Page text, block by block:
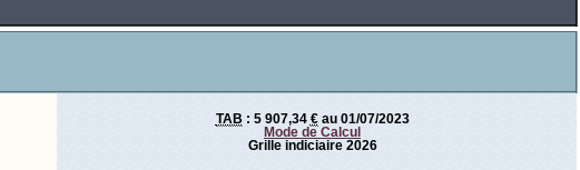
TAB : 5 907,34 €au 01/07/2023
Mode de Calcul
Grille indiciaire 2026